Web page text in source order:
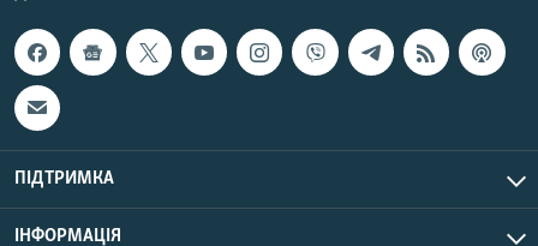
ПІДТРИМКА
ІНФОРМАЦІЯ